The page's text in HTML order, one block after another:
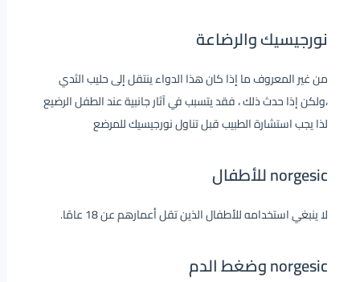
نورجيسيك والرضاعة
من غير المعروف ما إذا كان هذا الدواء ينتقل إلى حليب الثدي
،ولكن إذا حدث ذلك ، فقد يتسبب في آثار جانبية عند الطفل الرضيع
لذا يجب استشارة الطبيب قبل تناول نورجيسيك للمرضع
norgesic للأطفال
لا ينبغي استخدامه للأطفال الذين تقل أعمارهم عن 18 عامًا.
norgesic وضغط الدم